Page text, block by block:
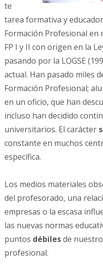
te
tarea formativa y
Formación Profesional en
FP I y II con origen en la
pasando por la LOGSE
actual. Han pasado miles
Formación Profesional;
en un oficio, que han
incluso han decidido
universitarios. El carácter
constante en muchos
específica.
Los medios materiales
del profesorado, una
empresas o la escasa
las nuevas normas
puntos débilesde
profesional.